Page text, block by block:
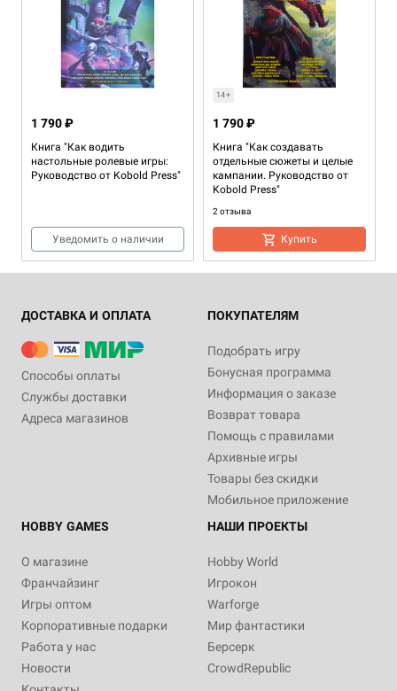
Книга "Как водить
настольные ролевые игры:
Руководство от Kobold Press"
1 790 ₽
Уведомить о наличии
14+
Книга "Как создавать
отдельные сюжеты и целые
кампании. Руководство от
Kobold Press"
2 отзыва
1 790 ₽
Купить
14+ 14+
Книга "Как создать
настольную игру.
Руководство от Kobold Press"
1 790 ₽
Уведомить о наличии
ДОСТАВКА И ОПЛАТА
Способы оплаты
Службы доставки
Адреса магазинов
ПОКУПАТЕЛЯМ
Подобрать игру
Бонусная программа
Информация о заказе
Возврат товара
Помощь с правилами
Архивные игры
Товары без скидки
Мобильное приложение
HOBBY GAMES
О магазине
Франчайзинг
Игры оптом
Корпоративные подарки
Работа у нас
Новости
НАШИ ПРОЕКТЫ
Hobby World
Игрокон
Warforge
Мир фантастики
Берсерк
CrowdRepublic